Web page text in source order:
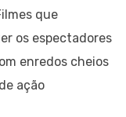
que
os espectadores
enredos cheios
ação